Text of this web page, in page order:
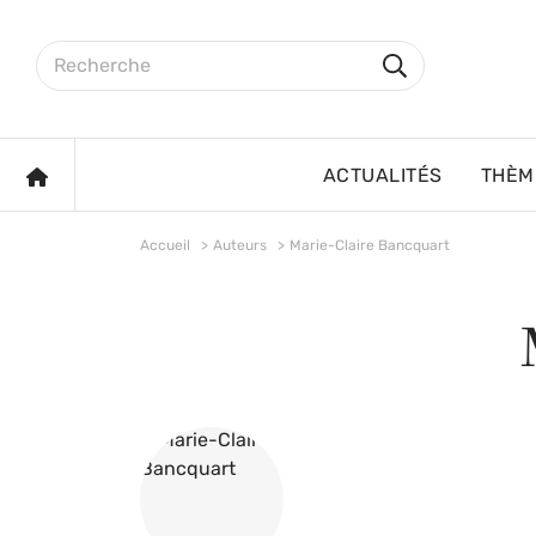
Rechercher sur le site
Rechercher
ACCUEIL ACTUALITÉS
Accueil Auteurs Marie-Claire Bancquart